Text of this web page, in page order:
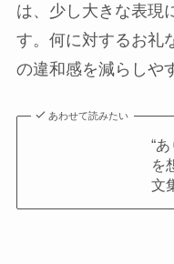
は、少し大きな表現
す。何に対するお礼
の違和感を減らしや
あわせて読みたい
“
を
文